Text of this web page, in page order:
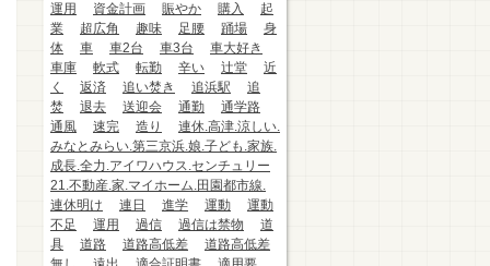
運用
資金計画 賑やか 購入
起
業
超広角 趣味 足腰 踊場
身
体
車 車2台 車3台
車大好き
車庫
軟式 転勤 辛い 辻堂
近
く
返済 追い焚き 追浜駅
追
焚
退去 送迎会 通勤
通学路
通風
速完 造り
連休.高津.涼しい.
みなとみらい.第三京浜.娘.子ども.家族.
成長.全力.アイワハウス.センチュリー
21.不動産.家.マイホーム.田園都市線.
連休明け
連日 進学 運動
運動
不足
運用 過信 過信は禁物
道
具
道路 道路高低差
道路高低差